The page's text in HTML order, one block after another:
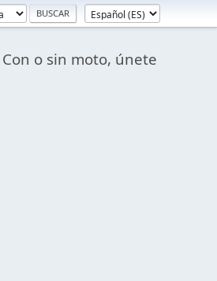
Con o sin moto, únete